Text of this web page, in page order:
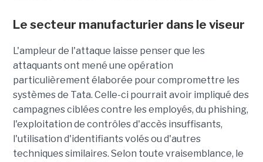
Le secteur manufacturier dans le viseur
L'ampleur de l'attaque laisse penser que les
attaquants ont mené une opération
particulièrement élaborée pour compromettre les
systèmes de Tata. Celle-ci pourrait avoir impliqué des
campagnes ciblées contre les employés, du phishing,
l'exploitation de contrôles d'accès insuffisants,
l'utilisation d'identifiants volés ou d'autres
techniques similaires. Selon toute vraisemblance, le